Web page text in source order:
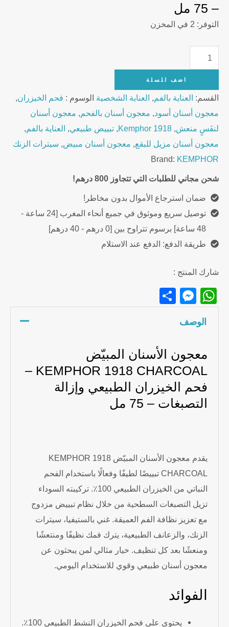
– 75 مل
التوفر: 2 في المخزن
KEMPHOR
1918
CHARCOAL
Whitening
Toothpaste
–
75ml
quantity
اضف للسلة
القسم: العناية بالفم, العناية الشخصية الوسوم : فحم الخيزران,
معجون أسنان أسود, معجون أسنان بالفحم, معجون أسنان
لنفَسٍ منعش,
Kemphor 1918
, تبييض طبيعي, العناية بالفم,
معجون أسنان مزيل للبقع, معجون أسنان مبيض, سيترات الزنك
Brand: KEMPHOR
شحن مجاني للطلبات التي تتجاوز 800 درهم!
ضمان استرجاع الأموال بدون مخاطر!
توصيل سريع وموثوق في جميع أنحاء المغرب [24 ساعة -
48 ساعة] برسوم تتراوح بين [0 درهم - 40 درهم]
طريقة الدفع: الدفع عند الاستلام
شارك المنتج :
WhatsApp
Messenger
الوصف
معجون الأسنان المبيّض
KEMPHOR 1918 CHARCOAL –
فحم الخيزران الطبيعي وإزالة
التصبغات – 75 مل
يقدم معجون الأسنان المبيّض KEMPHOR 1918
CHARCOAL تبييضًا لطيفًا وفعالًا باستخدام الفحم
النباتي من الخيزران الطبيعي 100٪. تركيبته السوداء
تزيل التصبغات السطحية من خلال نظام تبييض مزدوج
مع تعزيز نظافة الفم العميقة. غني بالستيفيا، سيترات
الزنك، والزعانف الطبيعية، يترك فمك نظيفًا ومنتعشًا
ومنعشًا بعد كل تنظيف. خيار مثالي لمن يبحثون عن
معجون أسنان طبيعي وقوي للاستخدام اليومي.
الفوائد
يحتوي على فحم الخيزران النشط الطبيعي 100٪.